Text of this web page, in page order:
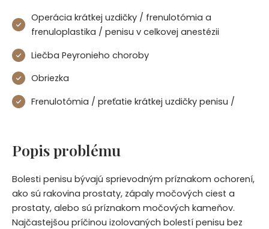
Operácia krátkej uzdičky / frenulotómia a
frenuloplastika / penisu v celkovej anestézii
Liečba Peyronieho choroby
Obriezka
Frenulotómia / preťatie krátkej uzdičky penisu /
Popis problému
Bolesti penisu bývajú sprievodným príznakom ochorení,
ako sú rakovina prostaty, zápaly močových ciest a
prostaty, alebo sú príznakom močových kameňov.
Najčastejšou príčinou izolovaných bolestí penisu bez